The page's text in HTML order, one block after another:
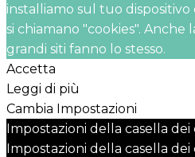
installiamo sul tuo
si chiamano "cookies". Anche
grandi siti fanno lo stesso.
Accetta
Leggi di più
Cambia Impostazioni
Impostazioni della casella dei
Impostazioni della casella dei